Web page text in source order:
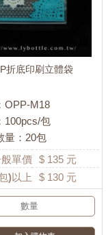
折底印刷立體袋
OPP-M18
100pcs/包
量：20包
單價 $ 135 元
)以上 $ 130 元